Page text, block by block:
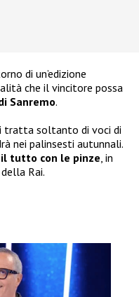
di un’edizione
che il vincitore possa
Sanremo.
tratta soltanto di voci di
nei palinsesti autunnali.
tutto con le pinze , in
Rai.